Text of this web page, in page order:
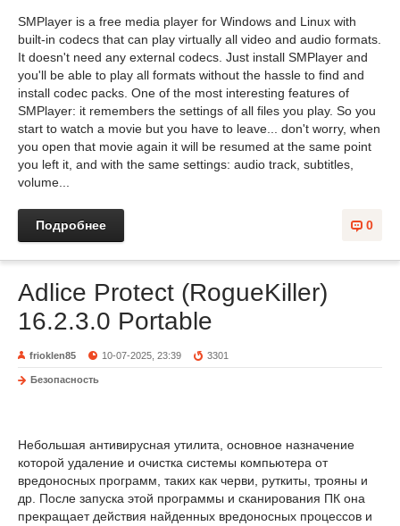
SMPlayer is a free media player for Windows and Linux with
built-in codecs that can play virtually all video and audio formats.
It doesn't need any external codecs. Just install SMPlayer and
you'll be able to play all formats without the hassle to find and
install codec packs. One of the most interesting features of
SMPlayer: it remembers the settings of all files you play. So you
start to watch a movie but you have to leave... don't worry, when
you open that movie again it will be resumed at the same point
you left it, and with the same settings: audio track, subtitles,
volume...
0
Подробнее
Adlice Protect (RogueKiller)
16.2.3.0 Portable
frioklen85 10-07-2025, 23:39 3301
Безопасность
Небольшая антивирусная утилита, основное назначение
которой удаление и очистка системы компьютера от
вредоносных программ, таких как черви, руткиты, трояны и
др. После запуска этой программы и сканирования ПК она
прекращает действия найденных вредоносных процессов и